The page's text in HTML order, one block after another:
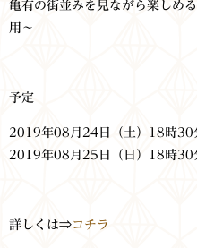
亀有の街並みを見ながら楽しめ
用～
予定
2019年08月24日（土）18時30
2019年08月25日（日）18時30
詳しくは⇒コチラ